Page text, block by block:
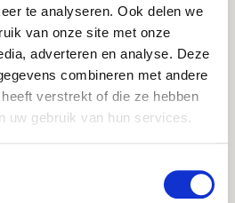
te analyseren. Ook delen we
van onze site met onze
adverteren en analyse. Deze
combineren met andere
verstrekt of die ze hebben
uw gebruik van hun services.